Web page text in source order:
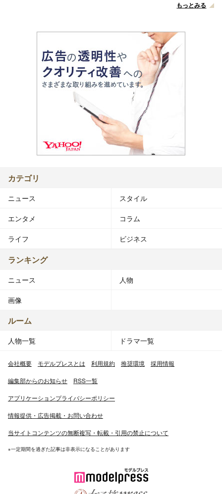
もっとみる
カテゴリ
ニュース スタイル
エンタメ コラム
ライフ ビジネス
ランキング
ニュース 人物
画像
ルーム
人物一覧 ドラマ一覧
会社概要 モデルプレスとは 利用規約 推奨環境 採用情報
編集部からのお知らせ RSS一覧
アプリケーションプライバシーポリシー
情報提供・広告掲載・お問い合わせ
当サイトコンテンツの無断複写・転載・引用の禁止について
※一定期間を過ぎた記事は非表示になることがあります